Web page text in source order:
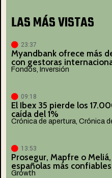
LAS MÁS VISTAS
23:37
Myandbank ofrece más
con gestoras
Fondos, Inversión
09:18
El Ibex 35 pierde los
caída del 1%
Crónica de apertura, Crónica
13:53
Prosegur, Mapfre o
españolas más
Growth